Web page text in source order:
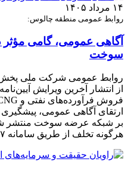
۱۴ مرداد ۱۴۰۵
روابط عمومی منطقه چالوس:
آگاهی عمومی، گامی
سوخت
روابط عمومی شرکت ملی پخش
از انتشار آخرین ویرایش
ارتقای آگاهی عمومی،
بر شبکه عرضه سوخت منتشر
هرگونه تخلف از طریق سامانه ۰۹۶۲۷ دعوت می‌کند.